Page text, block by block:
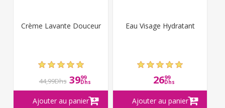
Crème Lavante Douceur
44,99Dhs 3999
Dhs
Eau Visage Hydratant
2699
Dhs